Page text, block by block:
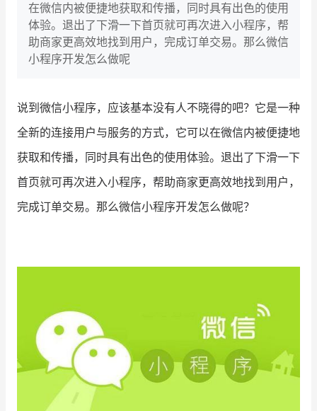
智库 产品场景库
产品更新动态
新零售资讯
培训课程
商家社区
合作共进
入驻有赞
在微信内被便捷地获取和传播，同时具有出色的使用
体验。退出了下滑一下首页就可再次进入小程序，帮
助商家更高效地找到用户，完成订单交易。那么微信
小程序开发怎么做呢
说到微信小程序，应该基本没有人不晓得的吧？它是一种
全新的连接用户与服务的方式，它可以在微信内被便捷地
获取和传播，同时具有出色的使用体验。退出了下滑一下
首页就可再次进入小程序，帮助商家更高效地找到用户，
完成订单交易。那么微信小程序开发怎么做呢？